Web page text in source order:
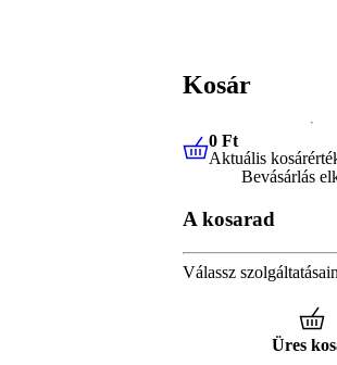
Kosár
0 FtAktuális
0 Ft
Aktuális
Bevásárlás
A kosarad
Válassz
Üres